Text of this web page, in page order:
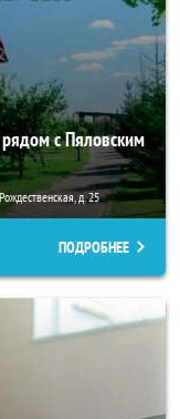
с Пяловским
д. 25
ПОДРОБНЕЕ